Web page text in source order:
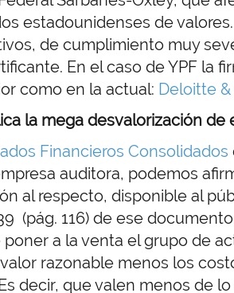
estadounidenses de
de cumplimiento muy
En el caso de YPF la
como en la actual: Deloitte &
la mega desvalorización de
Financieros Consolidados
auditora, podemos
al respecto, disponible al
(pág. 116) de ese
a la venta el grupo de
razonable menos los
decir, que valen menos de